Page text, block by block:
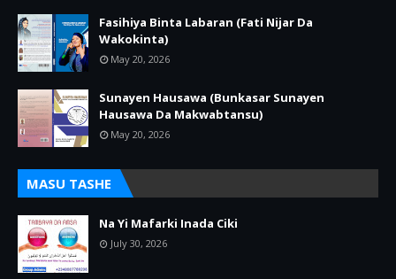
Fasihiya Binta Labaran (Fati Nijar Da
Wakokinta)
May 20, 2026
Sunayen Hausawa (Bunkasar Sunayen
Hausawa Da Makwabtansu)
May 20, 2026
MASU TASHE
Na Yi Mafarki Inada Ciki
July 30, 2026